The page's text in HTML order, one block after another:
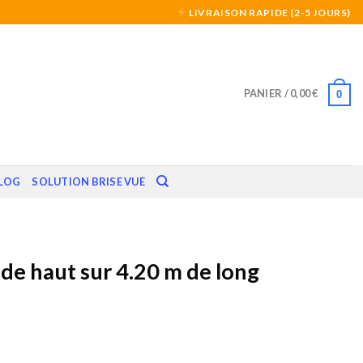
LIVRAISON RAPIDE (2-5 JOURS)
PANIER /0,00€ 0
SOLUTION BRISE VUE
haut sur 4.20 m de long